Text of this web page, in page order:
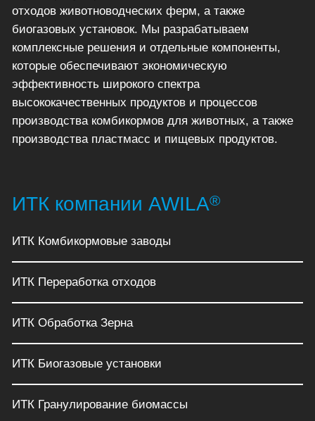
отходов животноводческих ферм, а также
биогазовых установок. Мы разрабатываем
комплексные решения и отдельные компоненты,
которые обеспечивают экономическую
эффективность широкого спектра
высококачественных продуктов и процессов
производства комбикормов для животных, а также
производства пластмасс и пищевых продуктов.
ИТК компании AWILA®
ИТК Комбикормовые заводы
ИТК Переработка отходов
ИТК Обработка Зерна
ИТК Биогазовые установки
ИТК Гранулирование биомассы